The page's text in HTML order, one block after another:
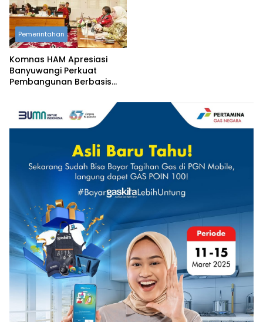
Pemerintahan
Komnas HAM Apresiasi
Banyuwangi Perkuat
Pembangunan Berbasis